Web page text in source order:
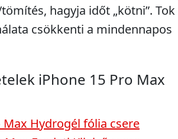
hagyja időt „kötni”. Tok
csökkenti a mindennapos
iPhone 15 Pro Max
Max Hydrogél fólia csere